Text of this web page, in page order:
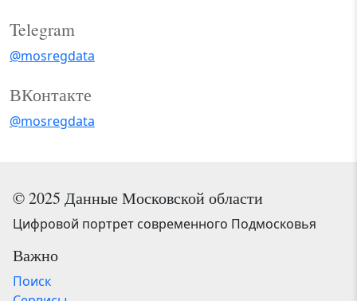
Telegram
@mosregdata
ВКонтакте
@mosregdata
© 2025 Данные Московской области
Цифровой портрет современного Подмосковья
Важно
Поиск